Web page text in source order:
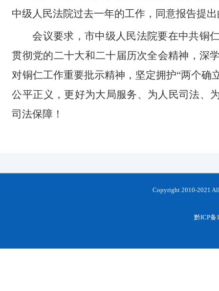
中级人民法院过去一年的工作，同意报告提
会议要求，市中级人民法院要在中共铜
贯彻党的二十大和二十届历次全会精神 ，深
对铜仁工作重要批示精神 ，坚定拥护“两个确
公平正义，更好为大局服务、为人民司法、
司法保障！
Copyright 2010-2021
黔ICP备